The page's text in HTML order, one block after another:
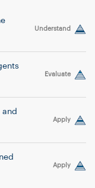
Understand
Evaluate
Apply
Apply